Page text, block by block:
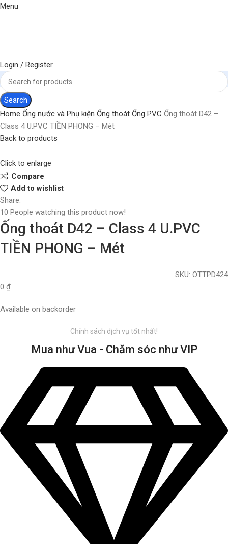
Menu
Login / Register
Search
Home Ống nước và Phụ kiện Ống thoát Ống PVC Ống thoát D42 –
Class 4 U.PVC TIỀN PHONG – Mét
Back to products
Click to enlarge
Compare
Add to wishlist
Share:
10 People watching this product now!
Ống thoát D42 – Class 4 U.PVC
TIỀN PHONG – Mét
SKU: OTTPD424
0 ₫
Available on backorder
Chính sách dịch vụ tốt nhất!
Mua như Vua - Chăm sóc như VIP